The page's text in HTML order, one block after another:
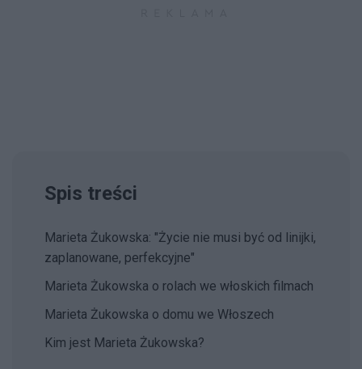
Spis treści
Marieta Żukowska: "Życie nie musi być od linijki,
zaplanowane, perfekcyjne"
Marieta Żukowska o rolach we włoskich filmach
Marieta Żukowska o domu we Włoszech
Kim jest Marieta Żukowska?